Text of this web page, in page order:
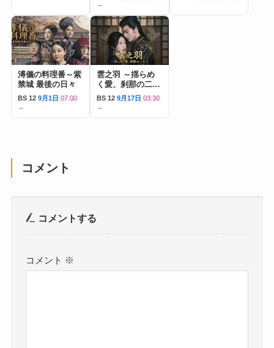
～
溥儀の料理番～紫
禁城 最後の日々
BS 12 9月1日 07:00
～
雲之羽 ～揺らめ
く愛、刹那の二人
～
BS 12 9月17日 03:30
～
コメント
コメントする
コメント ※